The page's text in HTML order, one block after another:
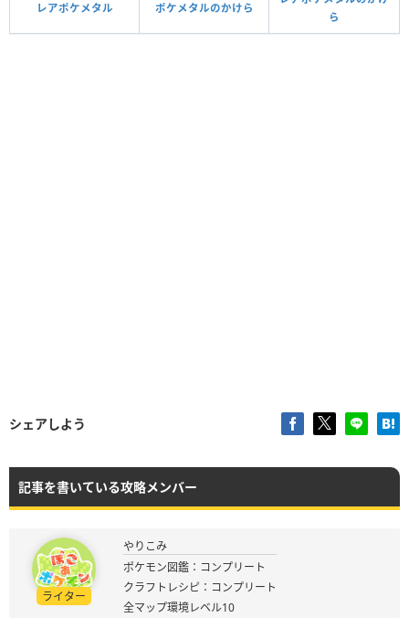
レアポケメタル ポケメタルのかけら
ら
シェアしよう
記事を書いている攻略メンバー
ライター
やりこみ
ポケモン図鑑：コンプリート
クラフトレシピ：コンプリート
全マップ環境レベル10